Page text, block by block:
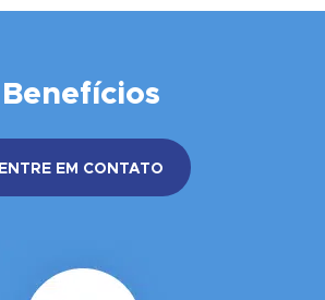
Benefícios
ENTRE EM CONTATO